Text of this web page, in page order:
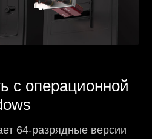
с операционной
64-разрядные версии